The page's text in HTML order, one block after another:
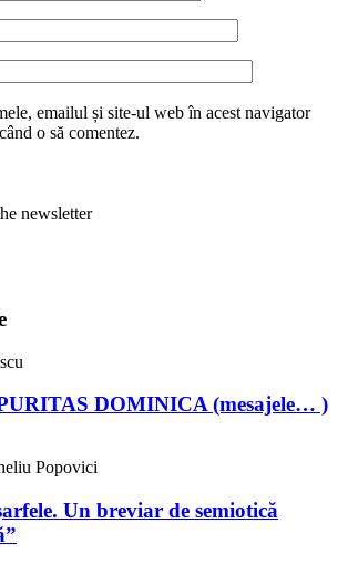
emailul și site-ul web în acest navigator
o să comentez.
newsletter
DOMINICA (mesajele… )
Un breviar de semiotică